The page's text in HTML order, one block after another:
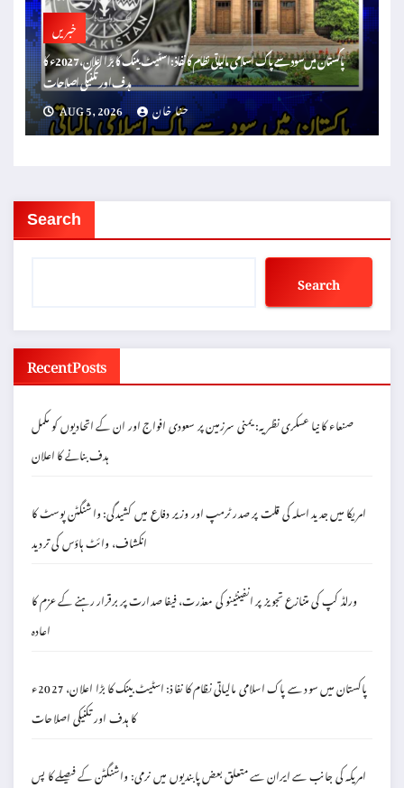
خبریں
پاکستان میں سود سے پاک اسلامی مالیاتی نظام کا نفاذ: اسٹیٹ بینک کا بڑا اعلان، 2027ء کا
ہدف اور تکنیکی اصلاحات
AUG 5, 2026
حنا خان
Search
Search
Recent Posts
صنعاء کا نیا عسکری نظریہ: یمنی سرزمین پر سعودی افواج اور ان کے اتحادیوں کو مکمل
ہدف بنانے کا اعلان
امریکا میں جدید اسلہ کی قلت پر صدر ٹرمپ اور وزیر دفاع میں کشیدگی: واشنگٹن پوسٹ کا
انکشاف، وائٹ ہاؤس کی تردید
ورلڈ کپ کی متنازع تجویز پر انفینٹینو کی معذرت، فیفا صدارت پر برقرار رہنے کے عزم کا
اعادہ
پاکستان میں سود سے پاک اسلامی مالیاتی نظام کا نفاذ: اسٹیٹ بینک کا بڑا اعلان، 2027ء
کا ہدف اور تکنیکی اصلاحات
امریکہ کی جانب سے ایران سے متعلق بعض پابندیوں میں نرمی: واشنگٹن کے فیصلے کا پس